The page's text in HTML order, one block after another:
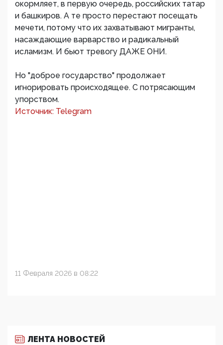
окормляет, в первую очередь, российских татар
и башкиров. А те просто перестают посещать
мечети, потому что их захватывают мигранты,
насаждающие варварство и радикальный
исламизм. И бьют тревогу ДАЖЕ ОНИ.
Но "доброе государство" продолжает
игнорировать происходящее. С потрясающим
упорством.
Источник: Telegram
11 Февраля 2026 в 08:22
ЛЕНТА НОВОСТЕЙ